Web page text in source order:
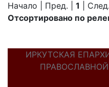
Начало | Пред. | 1 |
Отсортировано по
ИРКУТСКАЯ